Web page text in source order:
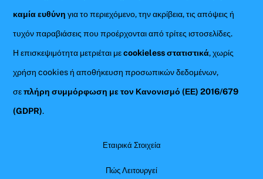
καμία ευθύνη για το περιεχόμενο, την ακρίβεια, τις απόψεις ή
τυχόν παραβιάσεις που προέρχονται από τρίτες ιστοσελίδες.
Η επισκεψιμότητα μετριέται μεcookieless στατιστικά, χωρίς
χρήση cookies ή αποθήκευση προσωπικών δεδομένων,
σεπλήρη συμμόρφωση με τον Κανονισμό (ΕΕ) 2016/679
(GDPR).
Εταιρικά Στοιχεία
Πώς Λειτουργεί